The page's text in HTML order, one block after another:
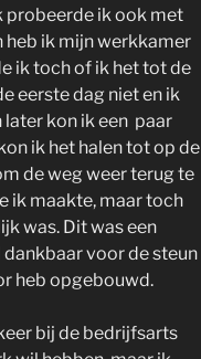
probeerde ik ook met
heb ik mijn werkkamer
ik toch of ik het tot de
eerste dag niet en ik
later kon ik een paar
ik het halen tot op de
de weg weer terug te
ik maakte, maar toch
was. Dit was een
voor de steun
heb opgebouwd.
bij de bedrijfsarts